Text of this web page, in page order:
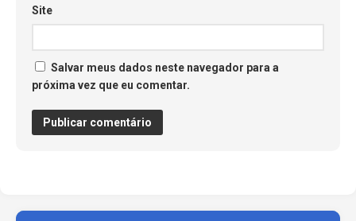
Site
Salvar meus dados neste navegador para a
próxima vez que eu comentar.